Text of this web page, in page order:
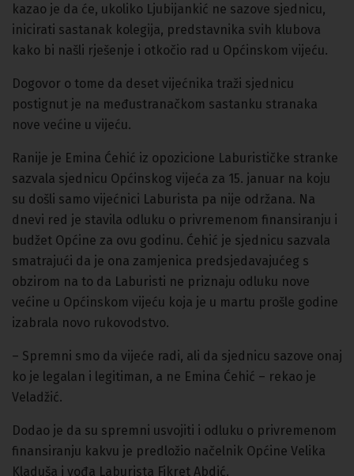
kazao je da će, ukoliko Ljubijankić ne sazove sjednicu,
inicirati sastanak kolegija, predstavnika svih klubova
kako bi našli rješenje i otkočio rad u Općinskom vijeću.
Dogovor o tome da deset vijećnika traži sjednicu
postignut je na međustranačkom sastanku stranaka
nove većine u vijeću.
Ranije je Emina Ćehić iz opozicione Laburističke stranke
sazvala sjednicu Općinskog vijeća za 15. januar na koju
su došli samo vijećnici Laburista pa nije održana. Na
dnevi red je stavila odluku o privremenom finansiranju i
budžet Općine za ovu godinu. Ćehić je sjednicu sazvala
smatrajući da je ona zamjenica predsjedavajućeg s
obzirom na to da Laburisti ne priznaju odluku nove
većine u Općinskom vijeću koja je u martu prošle godine
izabrala novo rukovodstvo.
– Spremni smo da vijeće radi, ali da sjednicu sazove onaj
ko je legalan i legitiman, a ne Emina Ćehić – rekao je
Veladžić.
Dodao je da su spremni usvojiti i odluku o privremenom
finansiranju kakvu je predložio načelnik Općine Velika
Kladuša i vođa Laburista Fikret Abdić.